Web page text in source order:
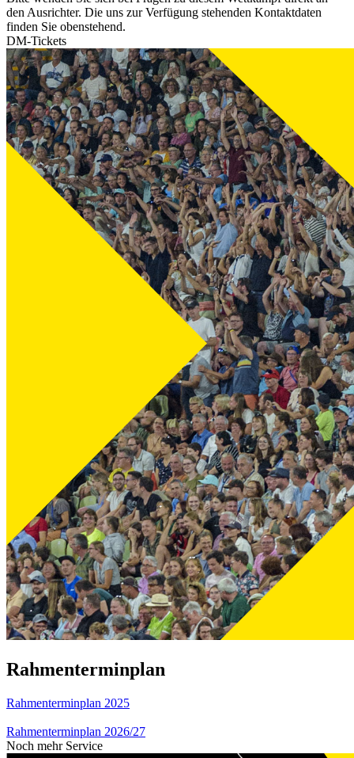
den Ausrichter. Die uns zur Verfügung stehenden Kontaktdaten
finden Sie obenstehend.
DM-Tickets
Rahmenterminplan
Rahmenterminplan 2025
Rahmenterminplan 2026/27
Noch mehr Service